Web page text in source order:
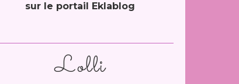
sur le portail Eklablog
Lolli